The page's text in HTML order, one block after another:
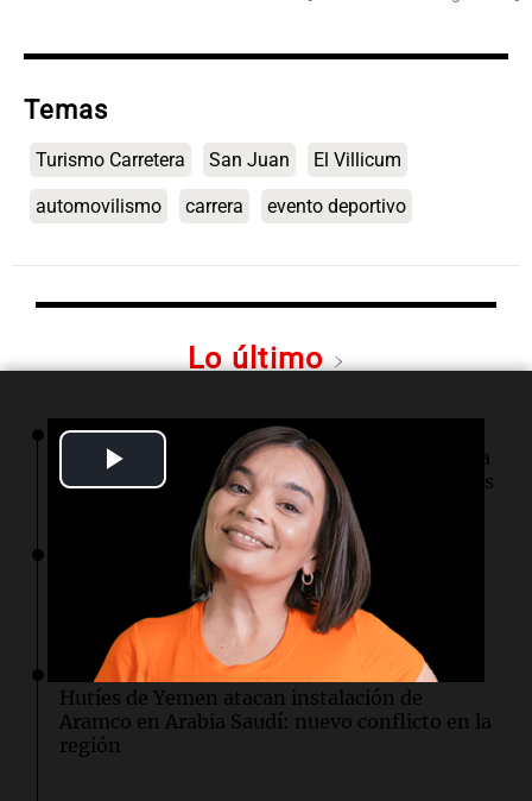
Video
Temas
Turismo Carretera San Juan El Villicum
automovilismo carrera evento deportivo
Lo último
06:03 Tecnología
SpaceX optará por plantas de gas natural para
su nueva fábrica de semiconductores en Texas
Nagasaki recuerda los horrores de la bomba
atómica en su 81 aniversario
04:37 Mundo
Hutíes de Yemen atacan instalación de
Aramco en Arabia Saudí: nuevo conflicto en la
región